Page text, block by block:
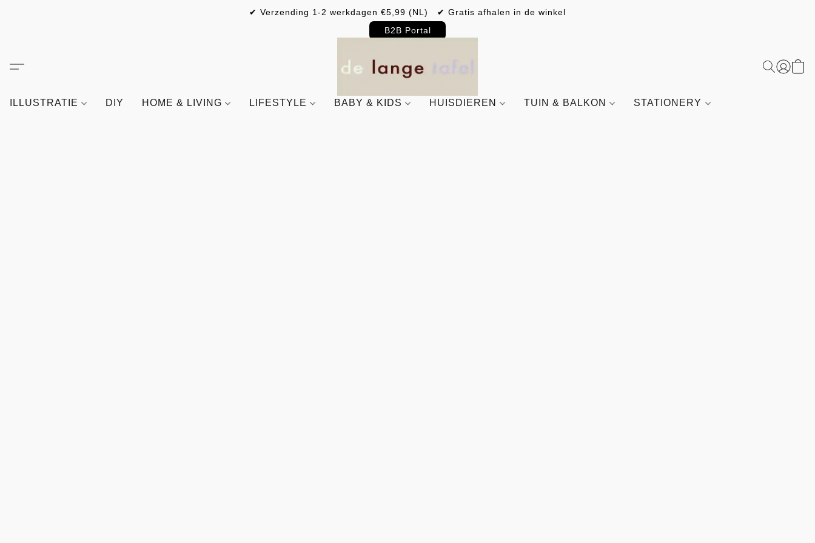
✔ Verzending 1-2 werkdagen €5,99 (NL) ✔ Gratis afhalen in de winkel
B2B Portal
ILLUSTRATIE DIY HOME & LIVING LIFESTYLE BABY & KIDS HUISDIEREN TUIN & BALKON STATIONERY